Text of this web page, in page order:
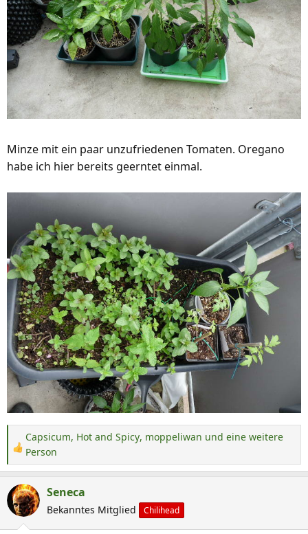
Minze mit ein paar unzufriedenen Tomaten. Oregano
habe ich hier bereits geerntet einmal.
R
e
k
t
i
Capsicum, Hot and Spicy, moppeliwan und eine weitere
Person
Seneca
Bekanntes Mitglied Chilihead